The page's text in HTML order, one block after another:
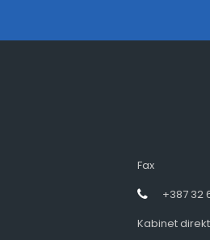
Fax
+387 32
Kabinet